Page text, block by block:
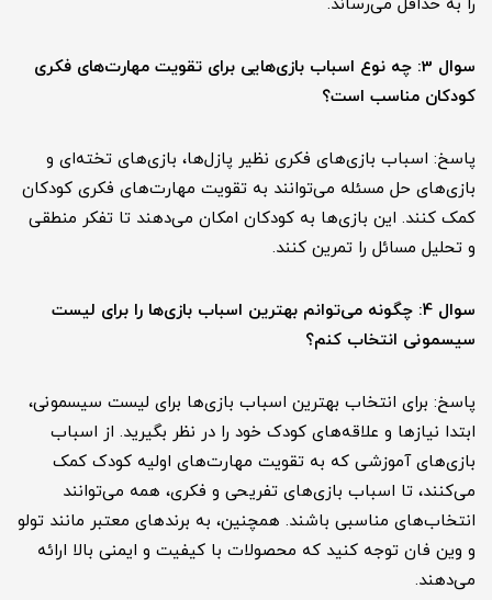
را به حداقل می‌رساند.
سوال 3: چه نوع اسباب بازی‌هایی برای تقویت مهارت‌های فکری
کودکان مناسب است؟
پاسخ: اسباب بازی‌های فکری نظیر پازل‌ها، بازی‌های تخته‌ای و
بازی‌های حل مسئله می‌توانند به تقویت مهارت‌های فکری کودکان
کمک کنند. این بازی‌ها به کودکان امکان می‌دهند تا تفکر منطقی
و تحلیل مسائل را تمرین کنند.
سوال 4: چگونه می‌توانم بهترین اسباب بازی‌ها را برای لیست
سیسمونی انتخاب کنم؟
پاسخ: برای انتخاب بهترین اسباب بازی‌ها برای لیست سیسمونی،
ابتدا نیازها و علاقه‌های کودک خود را در نظر بگیرید. از اسباب
بازی‌های آموزشی که به تقویت مهارت‌های اولیه کودک کمک
می‌کنند، تا اسباب بازی‌های تفریحی و فکری، همه می‌توانند
انتخاب‌های مناسبی باشند. همچنین، به برندهای معتبر مانند تولو
و وین فان توجه کنید که محصولات با کیفیت و ایمنی بالا ارائه
می‌دهند.